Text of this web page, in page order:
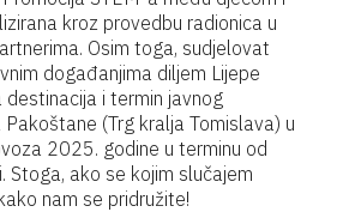
kroz provedbu radionica u
Osim toga, sudjelovat
događanjima diljem Lijepe
i termin javnog
(Trg kralja Tomislava) u
2025. godine u terminu od
ako se kojim slučajem
nam se pridružite!